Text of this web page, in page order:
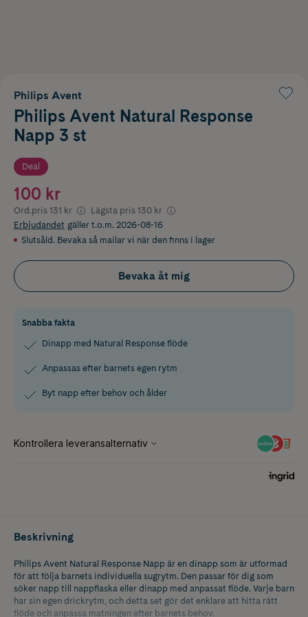
Philips Avent
Philips Avent Natural Response
Napp 3 st
Deal
100 kr
Ord.pris 131 kr Lägsta pris 130 kr
Erbjudandet gäller t.o.m. 2026-08-16
Slutsåld. Bevaka så mailar vi när den finns i lager
Bevaka åt mig
Snabba fakta
Dinapp med Natural Response flöde
Anpassas efter barnets egen rytm
Byt napp efter behov och ålder
Beskrivning
Philips Avent Natural Response Napp är en dinapp som är utformad
för att följa barnets individuella sugrytm. Den passar för dig som
söker napp till nappflaska eller dinapp med anpassat flöde. Varje barn
har sin egen drickrytm, och detta set gör det enklare att hitta rätt
flöde och anpassa matningen efter barnets behov.